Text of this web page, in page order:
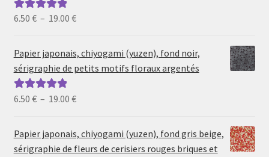
Note5.00sur
6.50 € – 19.00 €Plage
prix :
6.50 €
19.00 €
Papier japonais, chiyogami (yuzen), fond noir,
sérigraphie de petits motifs floraux argentés
Note5.00sur
6.50 € – 19.00 €Plage
prix :
6.50 €
Papier japonais, chiyogami (yuzen), fond gris beige,
sérigraphie de fleurs de cerisiers rouges briques et